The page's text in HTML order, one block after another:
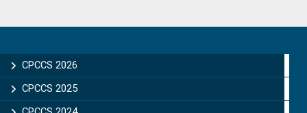
Sidebar
CPCCS 2026
CPCCS 2025